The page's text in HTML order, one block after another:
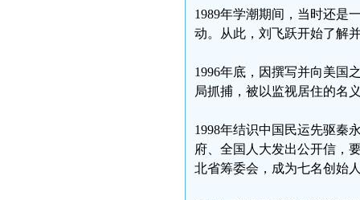
1989年学潮期间，当时还是
动。从此，刘飞跃开始了解
1996年底，因撰写并向美国
局抓捕，被以监视居住的名
1998年结识中国民运先驱秦
府、全国人大发出公开信，
北省筹委会，成为七名创始